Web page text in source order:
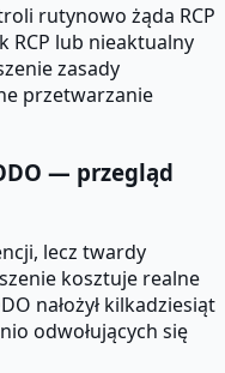
rutynowo żąda RCP
RCP lub nieaktualny
zasady
przetwarzanie
— przegląd
lecz twardy
kosztuje realne
nałożył kilkadziesiąt
odwołujących się